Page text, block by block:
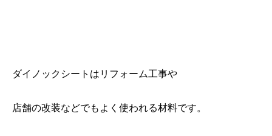
ダイノックシートはリフォーム工事や
店舗の改装などでもよく使われる材料です。